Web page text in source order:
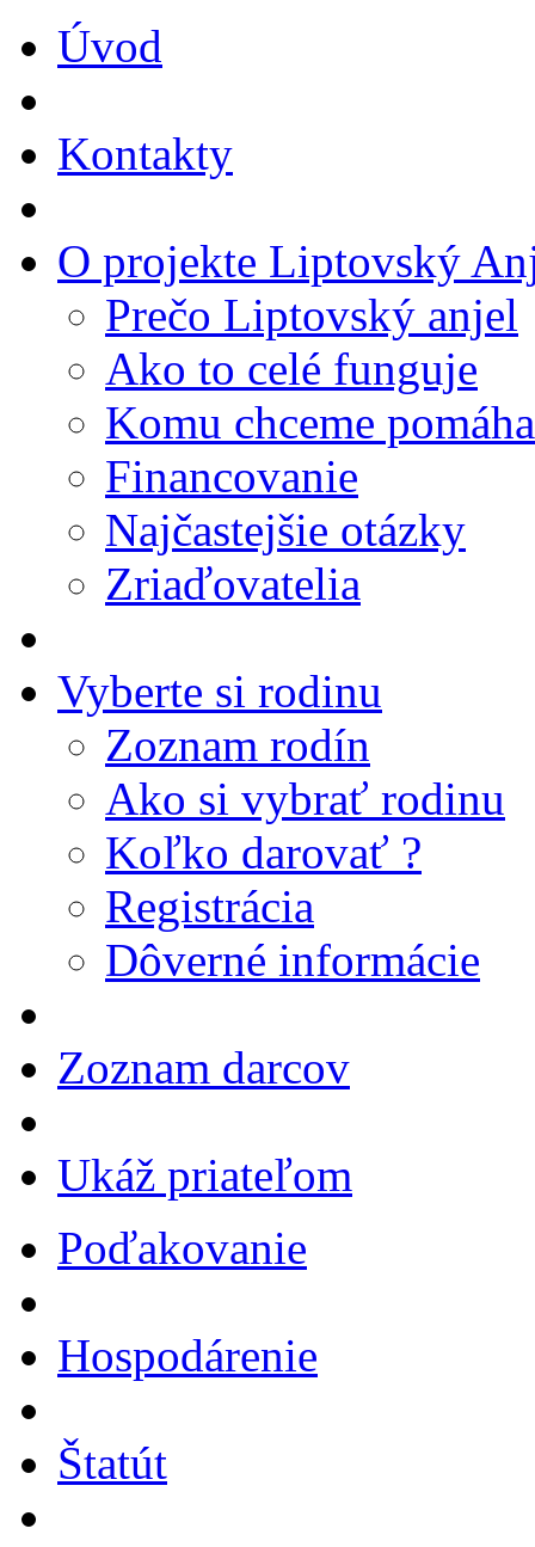
Úvod
Kontakty
O projekte Liptovský
Prečo Liptovský anjel
Ako to celé funguje
Komu chceme
Financovanie
Najčastejšie otázky
Zriaďovatelia
Vyberte si rodinu
Zoznam rodín
Ako si vybrať rodinu
Koľko darovať ?
Registrácia
Dôverné informácie
Zoznam darcov
Ukáž priateľom
Poďakovanie
Hospodárenie
Štatút